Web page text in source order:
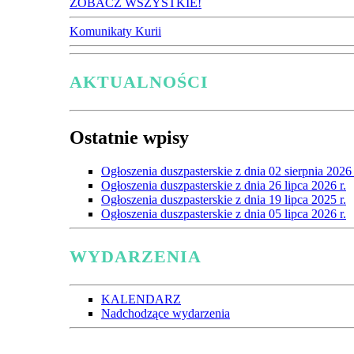
ZOBACZ WSZYSTKIE!
Komunikaty Kurii
AKTUALNOŚCI
Ostatnie wpisy
Ogłoszenia duszpasterskie z dnia 02 sierpnia 2026
Ogłoszenia duszpasterskie z dnia 26 lipca 2026 r.
Ogłoszenia duszpasterskie z dnia 19 lipca 2025 r.
Ogłoszenia duszpasterskie z dnia 05 lipca 2026 r.
WYDARZENIA
KALENDARZ
Nadchodzące wydarzenia